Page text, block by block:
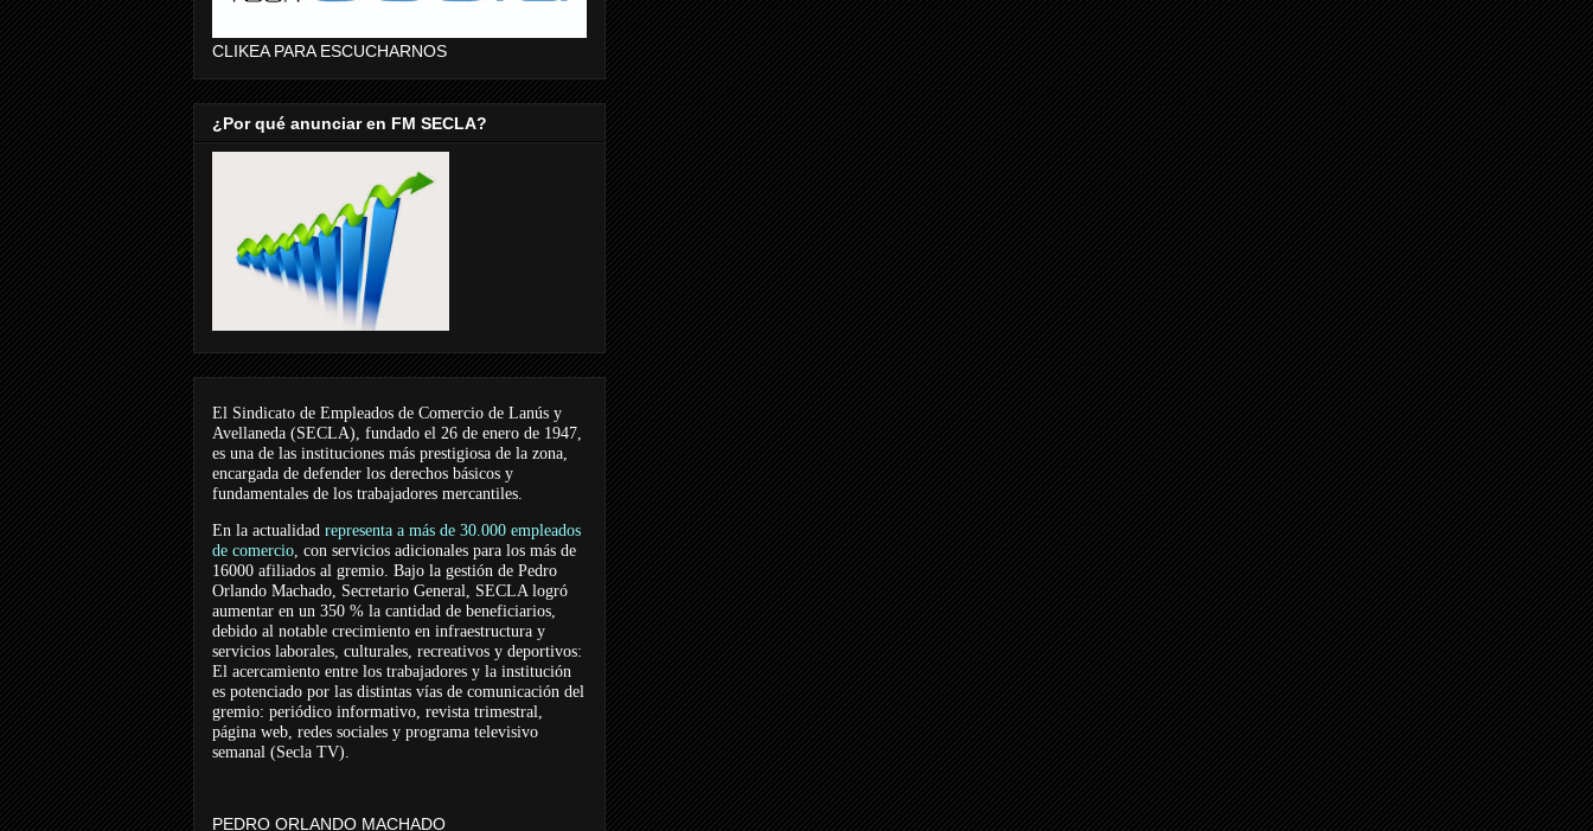
CLIKEA PARA ESCUCHARNOS
¿Por qué anunciar en FM SECLA?
El Sindicato de Empleados de Comercio de Lanús y
Avellaneda (SECLA), fundado el 26 de enero de 1947,
es una de las instituciones más prestigiosa de la zona,
encargada de defender los derechos básicos y
fundamentales de los trabajadores mercantiles.
En la actualidad representa a más de 30.000 empleados
de comercio, con servicios adicionales para los más de
16000 afiliados al gremio. Bajo la gestión de Pedro
Orlando Machado, Secretario General, SECLA logró
aumentar en un 350 % la cantidad de beneficiarios,
debido al notable crecimiento en infraestructura y
servicios laborales, culturales, recreativos y deportivos:
El acercamiento entre los trabajadores y la institución
es potenciado por las distintas vías de comunicación del
gremio: periódico informativo, revista trimestral,
página web, redes sociales y programa televisivo
semanal (Secla TV).
PEDRO ORLANDO MACHADO